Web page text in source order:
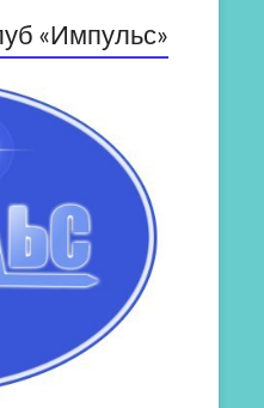
«Импульс»